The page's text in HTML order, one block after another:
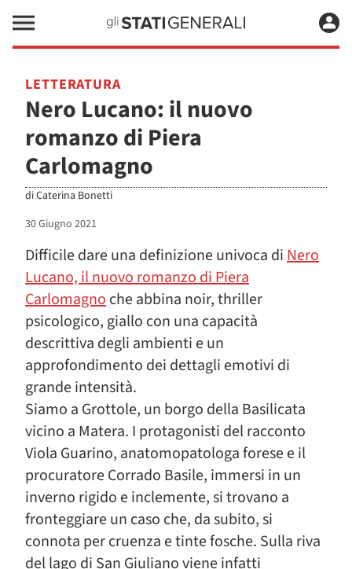
LETTERATURA
Nero Lucano: il nuovo
romanzo di Piera
Carlomagno
diCaterina Bonetti
30 Giugno 2021
Difficile dare una definizione univoca diNero
Lucano, il nuovo romanzo di Piera
Carlomagnoche abbina noir, thriller
psicologico, giallo con una capacità
descrittiva degli ambienti e un
approfondimento dei dettagli emotivi di
grande intensità.
Siamo a Grottole, un borgo della Basilicata
vicino a Matera. I protagonisti del racconto
Viola Guarino, anatomopatologa forese e il
procuratore Corrado Basile, immersi in un
inverno rigido e inclemente, si trovano a
fronteggiare un caso che, da subito, si
connota per cruenza e tinte fosche. Sulla riva
del lago di San Giuliano viene infatti